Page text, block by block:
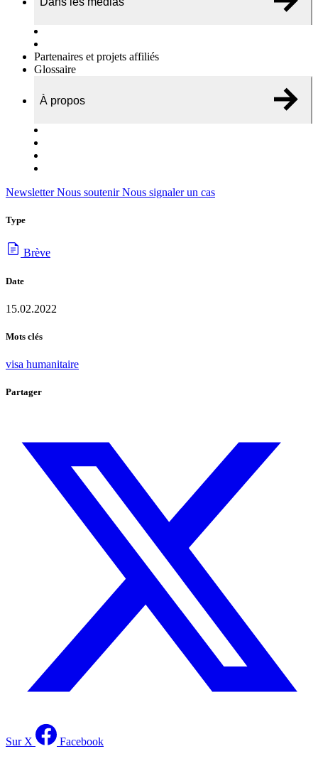
Partenaires et projets affiliés
Glossaire
À propos
NewsletterNous soutenirNous signaler un cas
Type
Brève
Date
15.02.2022
Mots clés
visa humanitaire
Partager
Sur X Facebook